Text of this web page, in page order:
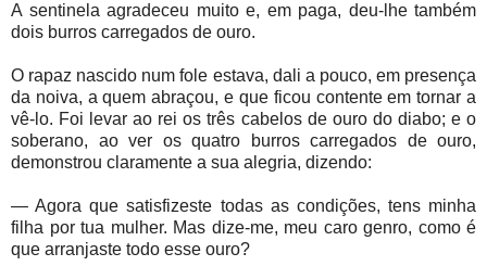
A sentinela agradeceu muito e, em paga, deu-lhe também
dois burros carregados de ouro.
O rapaz nascido num fole estava, dali a pouco, em presença
da noiva, a quem abraçou, e que ficou contente em tornar a
vê-lo. Foi levar ao rei os três cabelos de ouro do diabo; e o
soberano, ao ver os quatro burros carregados de ouro,
demonstrou claramente a sua alegria, dizendo:
— Agora que satisfizeste todas as condições, tens minha
filha por tua mulher. Mas dize-me, meu caro genro, como é
que arranjaste todo esse ouro?